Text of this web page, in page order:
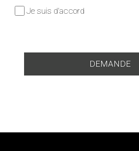
Je suis d'accord